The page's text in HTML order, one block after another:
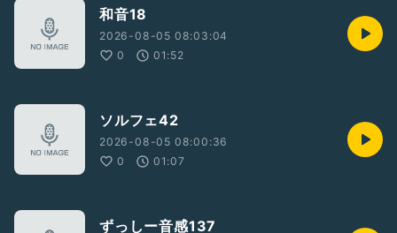
和音18
2026-08-05 08:03:04
0
01:52
ソルフェ42
2026-08-05 08:00:36
0
01:07
ずっしー音感137